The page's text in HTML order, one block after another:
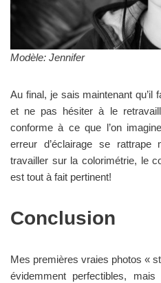
Modèle: Jennifer
Au final, je sais maintenant qu’il
et ne pas hésiter à le
conforme à ce que l’on
erreur d’éclairage se rattrape
travailler sur la colorimétrie, le
est tout à fait pertinent!
Conclusion
Mes premières vraies photos «
évidemment perfectibles,